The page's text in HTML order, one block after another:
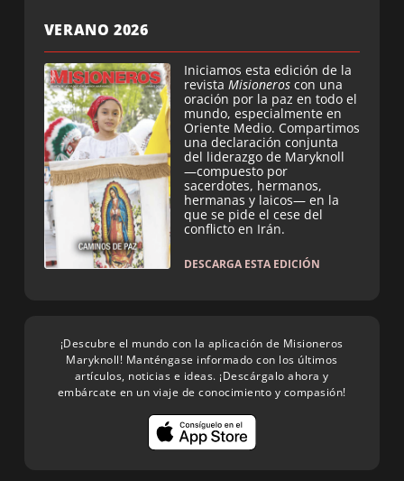
VERANO 2026
Iniciamos esta edición de la
revista Misioneros con una
oración por la paz en todo el
mundo, especialmente en
Oriente Medio. Compartimos
una declaración conjunta
del liderazgo de Maryknoll
—compuesto por
sacerdotes, hermanos,
hermanas y laicos— en la
que se pide el cese del
conflicto en Irán.
DESCARGA ESTA EDICIÓN
¡Descubre el mundo con la aplicación de Misioneros
Maryknoll! Manténgase informado con los últimos
artículos, noticias e ideas. ¡Descárgalo ahora y
embárcate en un viaje de conocimiento y compasión!